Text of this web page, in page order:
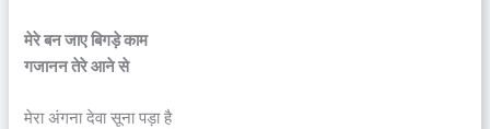
मेरे बन जाए बिगड़े काम
गजानन तेरे आने से
मेरा अंगना देवा सूना पड़ा है